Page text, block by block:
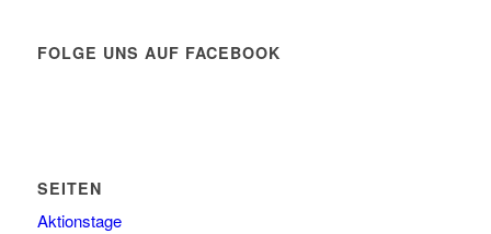
FOLGE UNS AUF FACEBOOK
SEITEN
Aktionstage